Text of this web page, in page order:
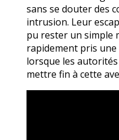
sans se douter des
intrusion. Leur
pu rester un simple
rapidement pris
lorsque les
mettre fin à cette